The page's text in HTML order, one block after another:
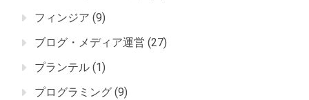
フィンジア (9)
ブログ・メディア運営 (27)
プランテル (1)
プログラミング (9)